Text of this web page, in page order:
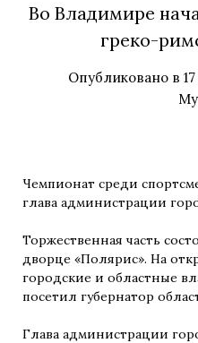
Во Владимире
греко-
Опубликовано в
Чемпионат среди
глава администрации
Торжественная часть
дворце «Полярис». На
городские и областные
посетил губернатор
Глава администрации